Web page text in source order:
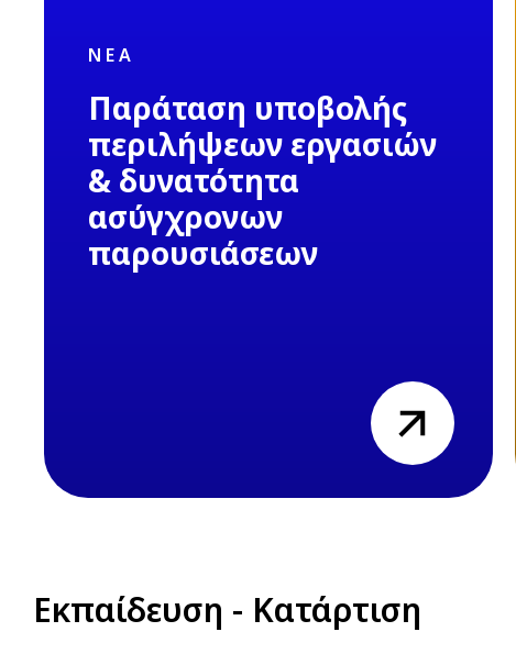
ΝΈΑ
Παράταση υποβολής
περιλήψεων εργασιών
& δυνατότητα
ασύγχρονων
παρουσιάσεων
view
Previous
Next
Εκπαίδευση - Κατάρτιση